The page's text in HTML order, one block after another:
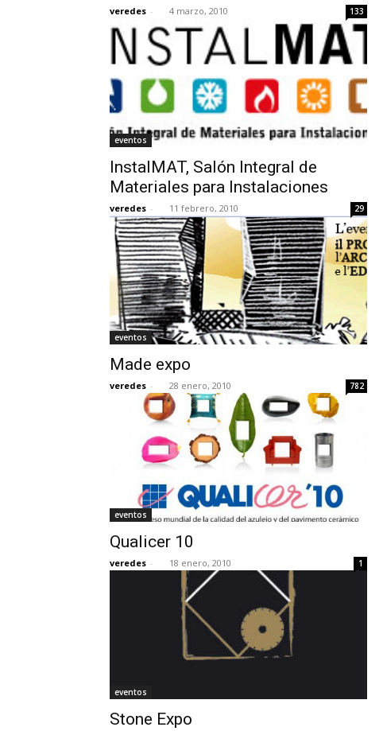
veredes - 4 marzo, 2010 133
eventos
InstalMAT, Salón Integral de
Materiales para Instalaciones
veredes - 11 febrero, 2010 29
eventos
Made expo
veredes - 28 enero, 2010 782
eventos
Qualicer 10
veredes - 18 enero, 2010 1
eventos
Stone Expo